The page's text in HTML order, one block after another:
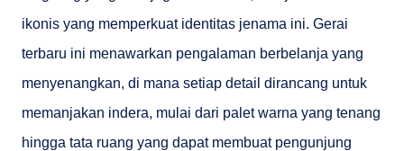
ikonis yang memperkuat identitas jenama ini. Gerai
terbaru ini menawarkan pengalaman berbelanja yang
menyenangkan, di mana setiap detail dirancang untuk
memanjakan indera, mulai dari palet warna yang tenang
hingga tata ruang yang dapat membuat pengunjung